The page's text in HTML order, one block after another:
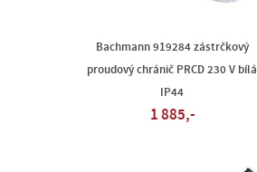
Bachmann 919284 zástrčkový
proudový chránič PRCD 230 V bílá
IP44
1 885,-